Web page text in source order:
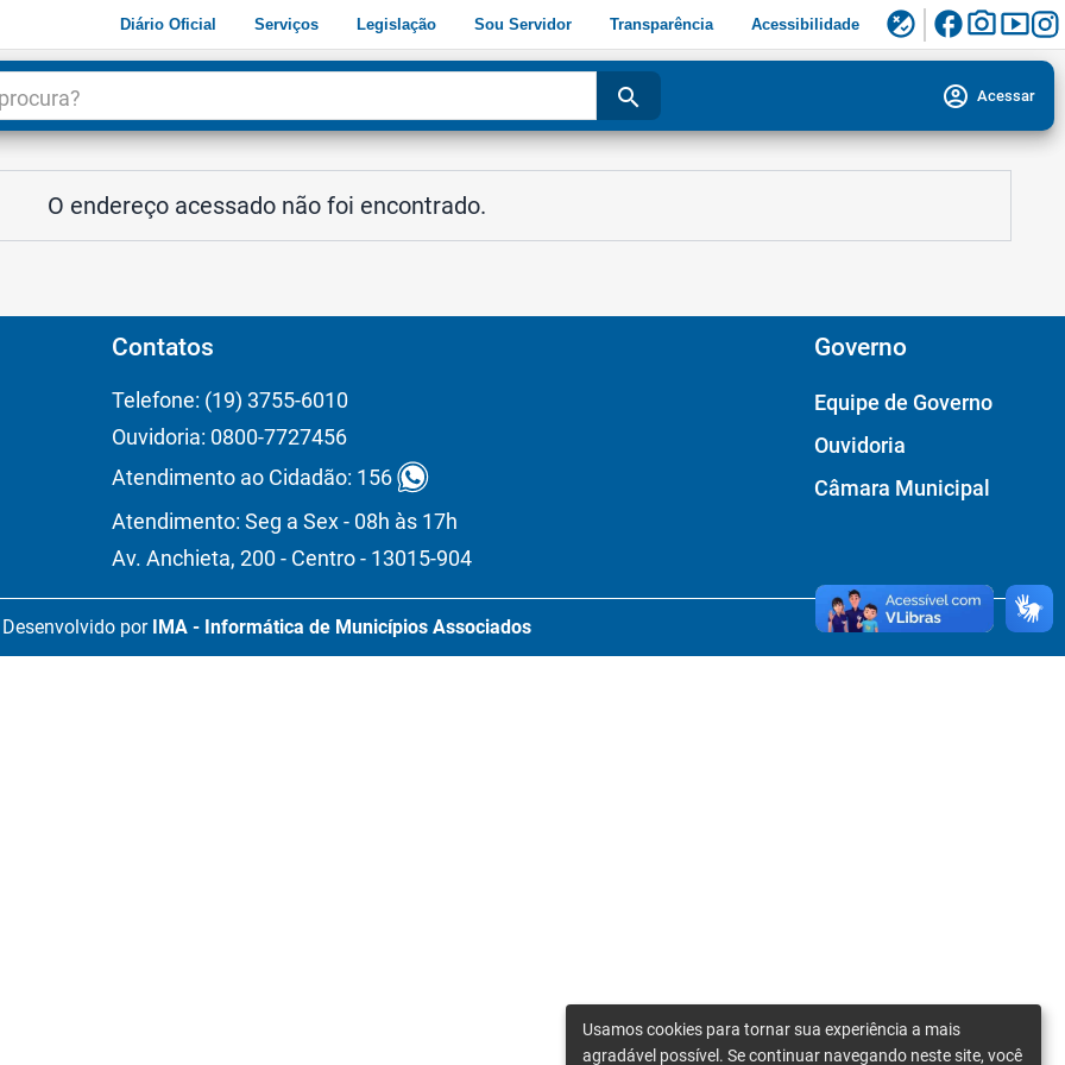
Diário Oficial Serviços Legislação Sou Servidor Transparência Acessibilidade flaky facebookphoto_camerasmart_display
search account_circle Acessar
O endereço acessado não foi encontrado.
Contatos
Telefone: (19) 3755-6010
Ouvidoria: 0800-7727456
Atendimento ao Cidadão: 156
Atendimento: Seg a Sex - 08h às 17h
Av. Anchieta, 200 - Centro - 13015-904
Governo
Equipe de Governo
Ouvidoria
Câmara Municipal
Desenvolvido por IMA - Informática de Municípios Associados
Usamos cookies para tornar sua experiência a mais
agradável possível. Se continuar navegando neste site, você